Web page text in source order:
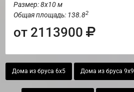
Размер: 8х10 м
Общая площадь: 138.82
от 2113900
Дома из бруса 6х5 Дома из бруса 9х9